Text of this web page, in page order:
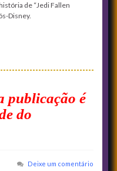
de “Jedi Fallen
Disney.
publicação é
do
Deixe um comentário